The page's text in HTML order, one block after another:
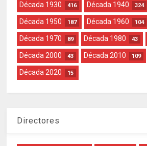
Década 1930 416 Década 1940 324
Década 1950 187 Década 1960 104
Década 1970 89 Década 1980 43
Década 2000 43 Década 2010 109
Década 2020 15
Directores